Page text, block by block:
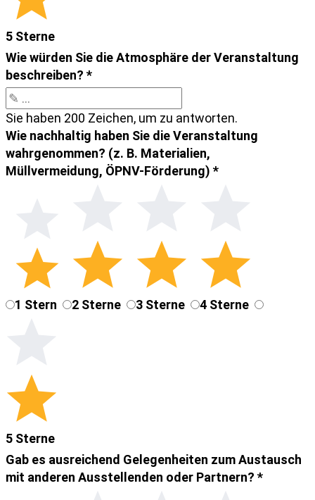
5 Sterne
Wie würden Sie die Atmosphäre der Veranstaltung
beschreiben? *
Sie haben 200 Zeichen, um zu antworten.
Wie nachhaltig haben Sie die Veranstaltung
wahrgenommen? (z. B. Materialien,
Müllvermeidung, ÖPNV-Förderung) *
1 Stern 2 Sterne 3 Sterne 4 Sterne
5 Sterne
Gab es ausreichend Gelegenheiten zum Austausch
mit anderen Ausstellenden oder Partnern? *